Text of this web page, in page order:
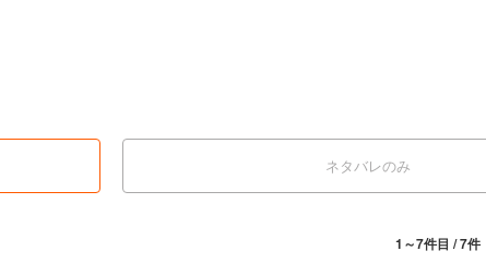
ネタバレのみ
1～7件目 / 7件